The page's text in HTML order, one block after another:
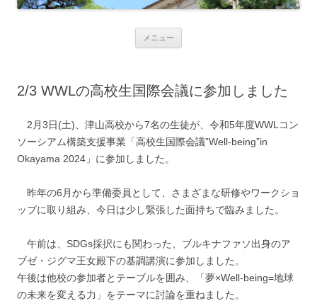
メニュー
2/3 WWLの高校生国際会議に参加しました
2月3日(土)、津山高校から7名の生徒が、令和5年度WWLコン
ソーシアム構築支援事業「高校生国際会議”Well-being”in
Okayama 2024」に参加しました。
昨年の6月から準備委員として、さまざまな研修やワークショ
ップに取り組み、今日は少し緊張した面持ちで臨みました。
午前は、SDGs採択にも関わった、ブルキナファソ出身のア
ブゼ・ジグマ王女殿下の基調講演に参加しました。
午後は他校の参加者とテーブルを囲み、「夢×Well-being=地球
の未来を変える力」をテーマに討論を重ねました。